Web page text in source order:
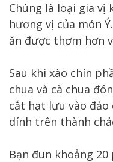
Chúng là loại gia vị
hương vị của món
ăn được thơm hơn
Sau khi xào chín
chua và cà chua
cắt hạt lựu vào đảo
dính trên thành
Bạn đun khoảng